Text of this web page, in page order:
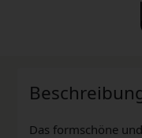
Das formschöne